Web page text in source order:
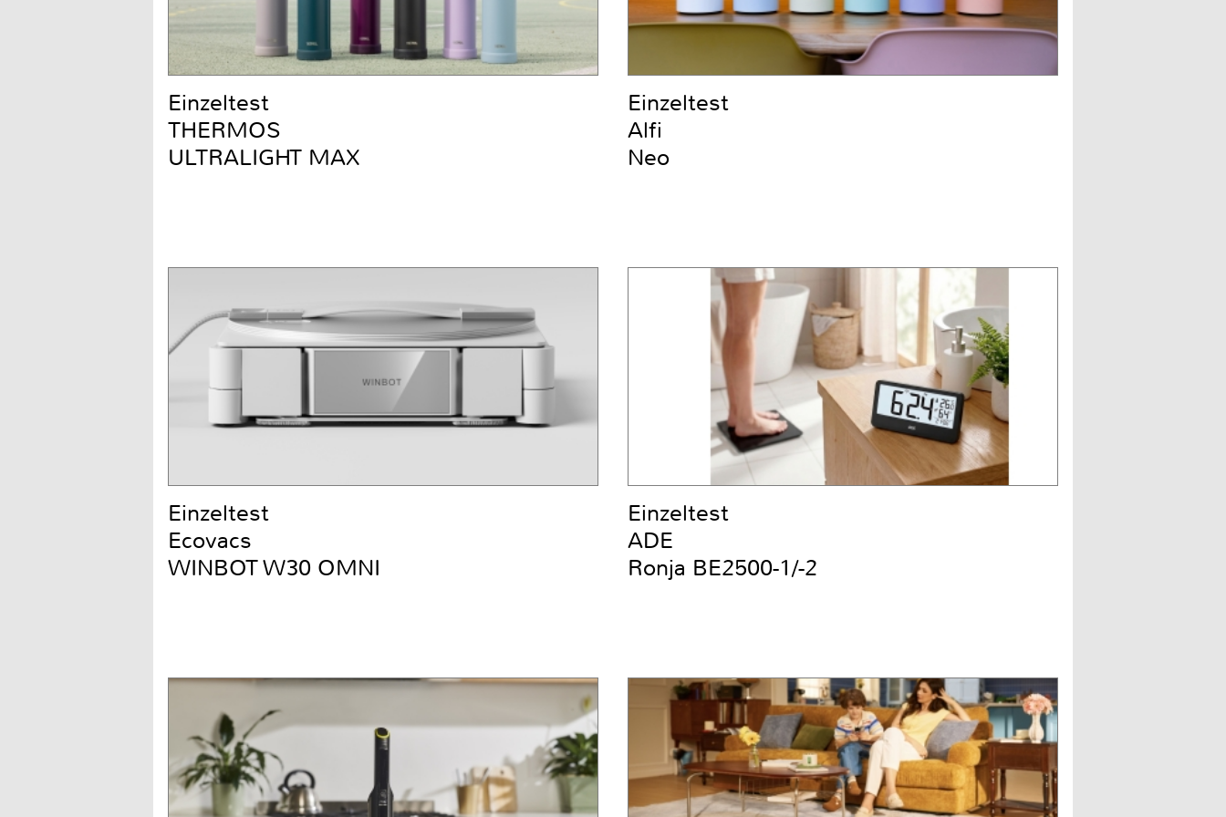
Einzeltest
THERMOS
ULTRALIGHT MAX
Einzeltest
Alfi
Neo
Einzeltest
Ecovacs
WINBOT W30 OMNI
Einzeltest
ADE
Ronja BE2500-1/-2